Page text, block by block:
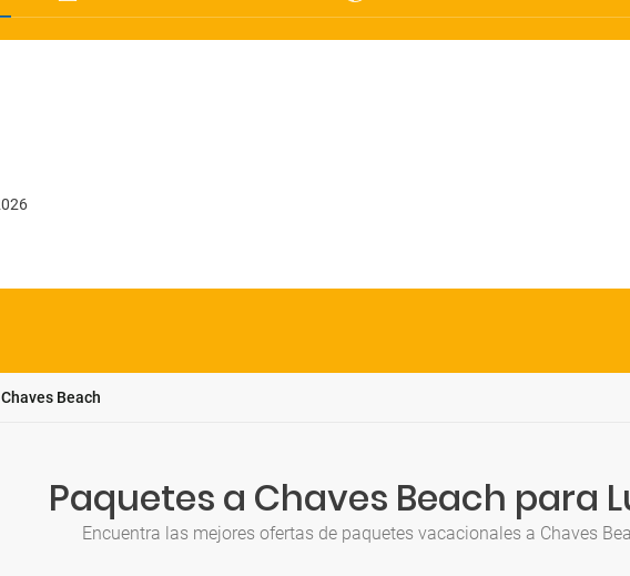
Chaves Beach
Paquetes a Chaves Beach para
Encuentra las mejores ofertas de paquetes vacacionales a Chaves